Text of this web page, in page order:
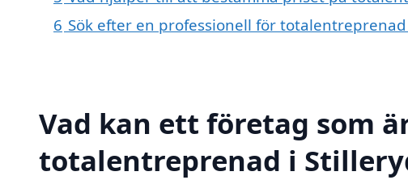
6 Sök efter en professionell för
Vad kan ett företag som
totalentreprenad i